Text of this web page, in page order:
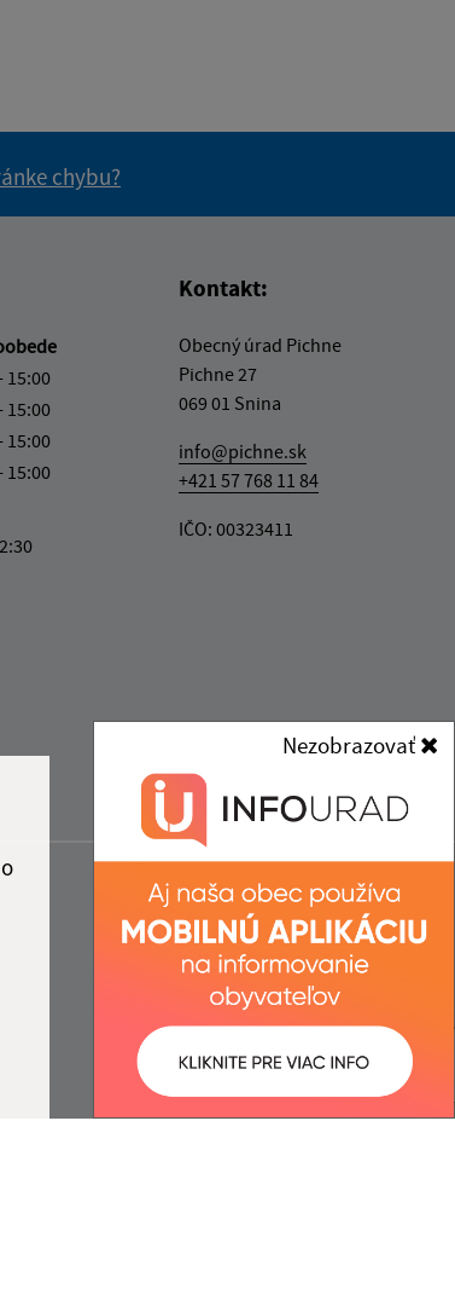
Nezobrazovať
chybu?
15:00
15:00
15:00
15:00
Kontakt:
Obecný úrad Pichne
Pichne 27
069 01 Snina
info@pichne.sk
+421 57 768 11 84
IČO: 00323411